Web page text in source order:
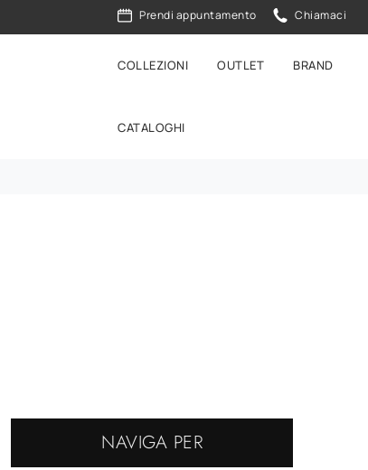
Prendi appuntamento Chiamaci
COLLEZIONI OUTLET BRAND
CATALOGHI
NAVIGA PER